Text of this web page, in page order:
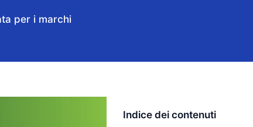
per i marchi
Indice dei contenuti